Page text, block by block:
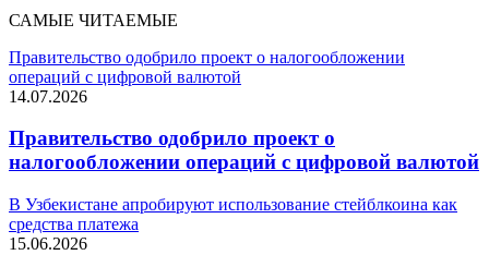
САМЫЕ ЧИТАЕМЫЕ
Правительство одобрило проект о налогообложении
операций с цифровой валютой
14.07.2026
Правительство одобрило проект о
налогообложении операций с цифровой валютой
В Узбекистане апробируют использование стейблкоина как
средства платежа
15.06.2026